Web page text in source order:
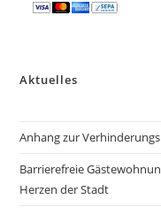
Aktuelles
Anhang zur
Barrierefreie
Herzen der Stadt